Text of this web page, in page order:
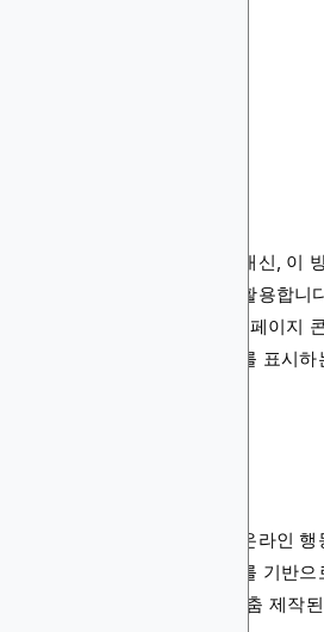
사용자를 직접 타겟팅하는 대신, 이
하는 웹페이지의 콘텐츠를 활용합
고는 특정 키워드와 주제 등 페이지
자에게 이러한 형태의 광고를 표시
여기서 디스플레이 광고는 온라인
인구통계학적 정보, 관심사를 기반
니다. Blockchain-Ads는 맞춤 제작